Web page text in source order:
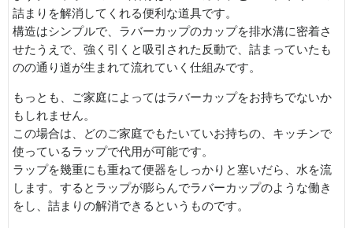
詰まりを解消してくれる便利な道具です。
構造はシンプルで、ラバーカップのカップを排水溝に密着さ
せたうえで、強く引くと吸引された反動で、詰まっていたも
のの通り道が生まれて流れていく仕組みです。
もっとも、ご家庭によってはラバーカップをお持ちでないか
もしれません。
この場合は、どのご家庭でもたいていお持ちの、キッチンで
使っているラップで代用が可能です。
ラップを幾重にも重ねて便器をしっかりと塞いだら、水を流
します。するとラップが膨らんでラバーカップのような働き
をし、詰まりの解消できるというものです。